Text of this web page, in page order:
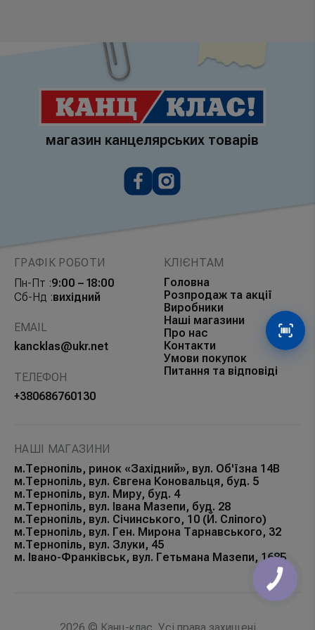
магазин канцелярських товарів
ГРАФІК РОБОТИ
Пн-Пт :9:00 – 18:00
Сб-Нд :вихідний
EMAIL
kancklas@ukr.net
ТЕЛЕФОН
+380686760130
КЛІЄНТАМ
Головна
Розпродаж та акції
Виробники
Наші магазини
Про нас
Контакти
Умови покупок
Питання та відповіді
НАШІ МАГАЗИНИ
м.Тернопіль, ринок «Західний», вул. Об'їзна 14В
м.Тернопіль, вул. Євгена Коновальця, буд. 5
м.Тернопіль, вул. Миру, буд. 4
м.Тернопіль, вул. Івана Мазепи, буд. 28
м.Тернопіль, вул. Січинського, 10 (Й. Сліпого)
м.Тернопіль, вул. Ген. Мирона Тарнавського, 32
м.Тернопіль, вул. Злуки, 45
м. Івано-Франківськ, вул. Гетьмана Мазепи, 168Б
КНОПКА
ЗВ'ЯЗКУ